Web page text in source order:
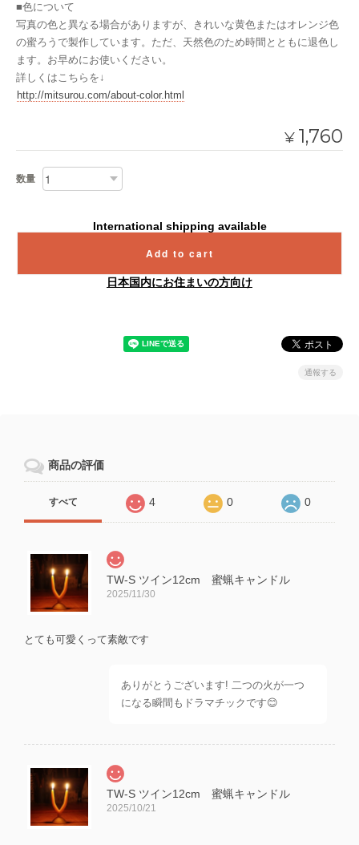
■色について
写真の色と異なる場合がありますが、きれいな黄色またはオレンジ色
の蜜ろうで製作しています。ただ、天然色のため時間とともに退色し
ます。お早めにお使いください。
詳しくはこちらを↓
http://mitsurou.com/about-color.html
¥ 1,760
数量
International shipping available
Add to cart
日本国内にお住まいの方向け
通報する
商品の評価
すべて 4 0 0
TW-S ツイン12cm 蜜蝋キャンドル
2025/11/30
とても可愛くって素敵です
ありがとうございます! 二つの火が一つ
になる瞬間もドラマチックです😊
TW-S ツイン12cm 蜜蝋キャンドル
2025/10/21